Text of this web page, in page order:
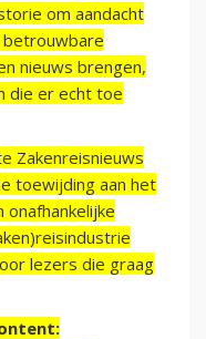
om aandacht
betrouwbare
nieuws brengen,
die er echt toe
Zakenreisnieuws
toewijding aan het
lezers die graag